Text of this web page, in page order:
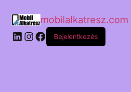
mobilalkatresz.com
Bejelentkezés